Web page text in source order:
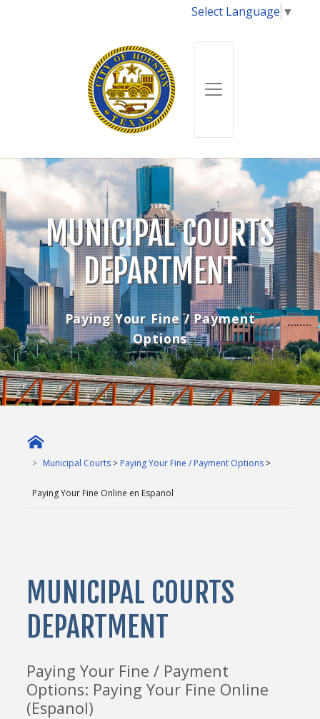
Select Language ▼
MUNICIPAL COURTS
DEPARTMENT
Paying Your Fine / Payment
Options
Municipal Courts > Paying Your Fine / Payment Options >
Paying Your Fine Online en Espanol
MUNICIPAL COURTS
DEPARTMENT
Paying Your Fine / Payment
Options: Paying Your Fine Online
(Espanol)